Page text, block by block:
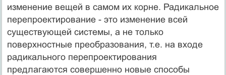
изменение вещей в самом их корне. Радикальное
перепроектирование - это изменение всей
существующей системы, а не только
поверхностные преобразования, т.е. на входе
радикального перепроектирования
предлагаются совершенно новые способы